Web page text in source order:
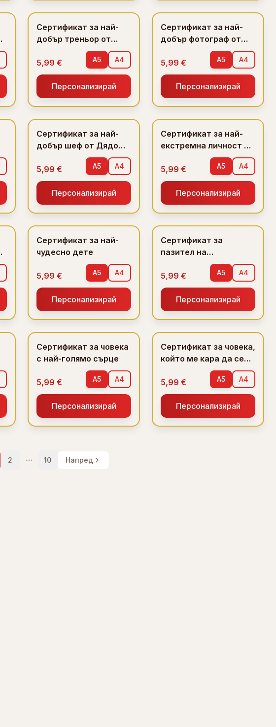
Сертификат за най-
добър треньор от
Дядо Коледа
5,99 €
A5 A4
Персонализирай
Сертификат за най-
добър фотограф от
Дядо Коледа
5,99 €
A5 A4
Персонализирай
Сертификат за най-
добър шеф от Дядо
5,99 €
A5 A4
Персонализирай
Сертификат за най-
екстремна личност от
Дядо Коледа
5,99 €
A5 A4
Персонализирай
Сертификат за най-
чудесно дете
5,99 € A5 A4
Персонализирай
Сертификат за
пазител на
семейството
5,99 €
A5 A4
Персонализирай
Сертификат за човека
с най-голямо сърце
5,99 € A5 A4
Персонализирай
Сертификат за човека,
който ме кара да се
5,99 €
A5 A4
Персонализирай
2
More pages
10 Напред